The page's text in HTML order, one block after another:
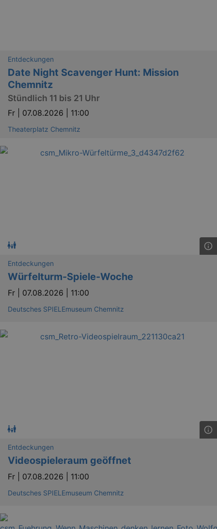
Entdeckungen
Date Night Scavenger Hunt: Mission
Chemnitz
Stündlich 11 bis 21 Uhr
Fr | 07.08.2026 | 11:00
Theaterplatz Chemnitz
Entdeckungen
Würfelturm-Spiele-Woche
Fr | 07.08.2026 | 11:00
Deutsches SPIELEmuseum Chemnitz
Entdeckungen
Videospieleraum geöffnet
Fr | 07.08.2026 | 11:00
Deutsches SPIELEmuseum Chemnitz